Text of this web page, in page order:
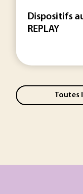
Dispositifs
REPLAY
Toutes